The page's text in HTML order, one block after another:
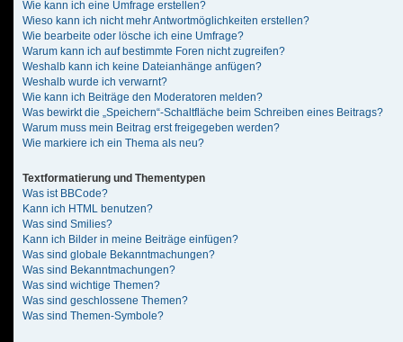
Wie kann ich eine Umfrage erstellen?
Wieso kann ich nicht mehr Antwortmöglichkeiten erstellen?
Wie bearbeite oder lösche ich eine Umfrage?
Warum kann ich auf bestimmte Foren nicht zugreifen?
Weshalb kann ich keine Dateianhänge anfügen?
Weshalb wurde ich verwarnt?
Wie kann ich Beiträge den Moderatoren melden?
Was bewirkt die „Speichern“-Schaltfläche beim Schreiben eines Beitrags?
Warum muss mein Beitrag erst freigegeben werden?
Wie markiere ich ein Thema als neu?
Textformatierung und Thementypen
Was ist BBCode?
Kann ich HTML benutzen?
Was sind Smilies?
Kann ich Bilder in meine Beiträge einfügen?
Was sind globale Bekanntmachungen?
Was sind Bekanntmachungen?
Was sind wichtige Themen?
Was sind geschlossene Themen?
Was sind Themen-Symbole?